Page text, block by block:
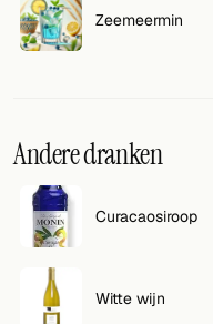
Zeemeermin
Andere dranken
Curacaosiroop
Witte wijn